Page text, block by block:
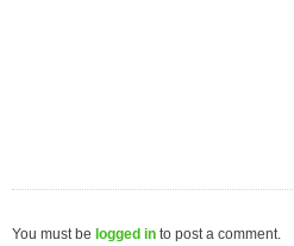
You must be logged in to post a comment.